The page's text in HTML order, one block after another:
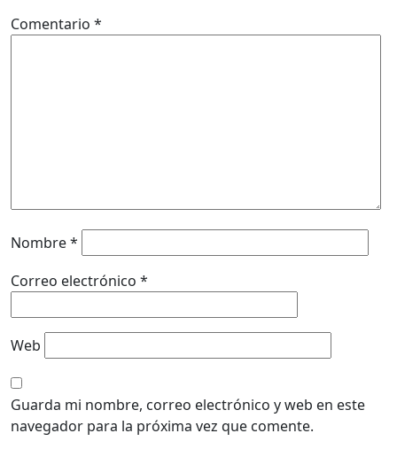
Comentario *
Nombre*
Correo electrónico *
Web
Guarda mi nombre, correo electrónico y web en este
navegador para la próxima vez que comente.